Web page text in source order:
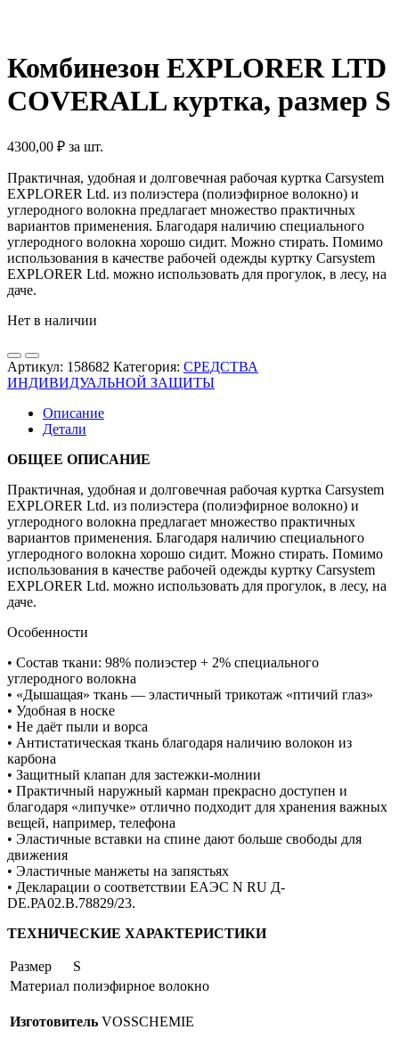
Комбинезон EXPLORER LTD
COVERALL куртка, размер S
4300,00 ₽ за шт.
Практичная, удобная и долговечная рабочая куртка Carsystem
EXPLORER Ltd. из полиэстера (полиэфирное волокно) и
углеродного волокна предлагает множество практичных
вариантов применения. Благодаря наличию специального
углеродного волокна хорошо сидит. Можно стирать. Помимо
использования в качестве рабочей одежды куртку Carsystem
EXPLORER Ltd. можно использовать для прогулок, в лесу, на
даче.
Нет в наличии
Артикул: 158682 Категория: СРЕДСТВА
ИНДИВИДУАЛЬНОЙ ЗАЩИТЫ
Описание
Детали
ОБЩЕЕ ОПИСАНИЕ
Практичная, удобная и долговечная рабочая куртка Carsystem
EXPLORER Ltd. из полиэстера (полиэфирное волокно) и
углеродного волокна предлагает множество практичных
вариантов применения. Благодаря наличию специального
углеродного волокна хорошо сидит. Можно стирать. Помимо
использования в качестве рабочей одежды куртку Carsystem
EXPLORER Ltd. можно использовать для прогулок, в лесу, на
даче.
Особенности
• Состав ткани: 98% полиэстер + 2% специального
углеродного волокна
• «Дышащая» ткань — эластичный трикотаж «птичий глаз»
• Удобная в носке
• Не даёт пыли и ворса
• Антистатическая ткань благодаря наличию волокон из
карбона
• Защитный клапан для застежки-молнии
• Практичный наружный карман прекрасно доступен и
благодаря «липучке» отлично подходит для хранения важных
вещей, например, телефона
• Эластичные вставки на спине дают больше свободы для
движения
• Эластичные манжеты на запястьях
• Декларации о соответствии ЕАЭС N RU Д-
DE.РА02.В.78829/23.
ТЕХНИЧЕСКИЕ ХАРАКТЕРИСТИКИ
Размер
S
Материал полиэфирное волокно
Изготовитель VOSSCHEMIE